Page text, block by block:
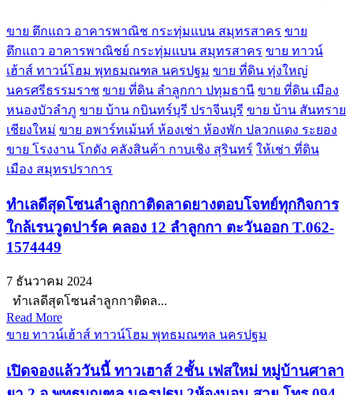
ขาย ตึกแถว อาคารพาณิช กระทุ่มแบน สมุทรสาคร ขาย
ตึกแถว อาคารพาณิชย์ กระทุ่มแบน สมุทรสาคร ขาย ทาวน์
เฮ้าส์ ทาวน์โฮม พุทธมณฑล นครปฐม ขาย ที่ดิน ทุ่งใหญ่
นครศรีธรรมราช ขาย ที่ดิน ลำลูกกา ปทุมธานี ขาย ที่ดิน เมือง
หนองบัวลำภู ขาย บ้าน กบินทร์บุรี ปราจีนบุรี ขาย บ้าน สันทราย
เชียงใหม่ ขาย อพาร์ทเม้นท์ ห้องเช่า ห้องพัก ปลวกแดง ระยอง
ขาย โรงงาน โกดัง คลังสินค้า กาบเชิง สุรินทร์ ให้เช่า ที่ดิน
เมือง สมุทรปราการ
ทำเลดีสุดโซนลำลูกกาติดลาดยางตอบโจทย์ทุกกิจการ
ใกล้เรนวูดปาร์ค คลอง 12 ลำลูกกา ตะวันออก T.062-
1574449
7 ธันวาคม 2024
ทำเลดีสุดโซนลำลูกกาติดล...
Read More
ขาย ทาวน์เฮ้าส์ ทาวน์โฮม พุทธมณฑล นครปฐม
เปิดจองแล้ววันนี้ ทาวเฮาส์ 2ชั้น เฟสใหม่ หมู่บ้านศาลา